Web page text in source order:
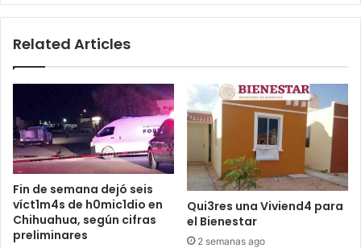
Related Articles
Fin de semana dejó seis
víct1m4s de h0mic1dio en
Chihuahua, según cifras
preliminares
Qui3res una Viviend4 para
el Bienestar
2 semanas ago